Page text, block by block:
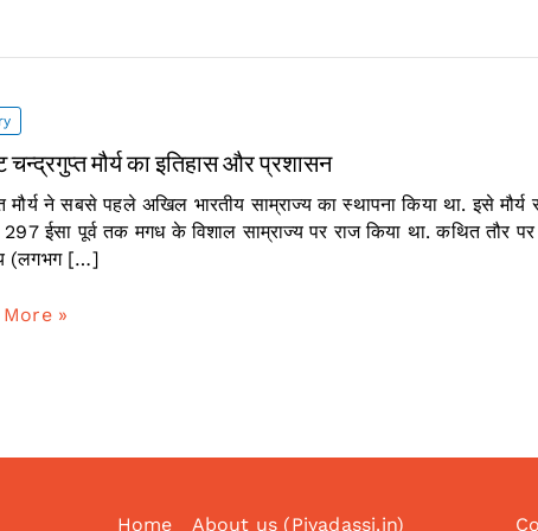
चन्द्रगुप्त मौर्य का इतिहास और प्रशासन
मौर्य ने सबसे पहले अखिल भारतीय साम्राज्य का स्थापना किया था. इसे
ईसा पूर्व तक मगध के विशाल साम्राज्य पर राज किया था. कथित तौर
(लगभग […]
»
Home About us (Piyadassi.in)